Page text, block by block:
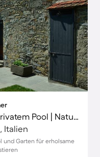
Landhaus mit Garten und privatem Pool | Naturblick
Italien
und Garten für erholsame